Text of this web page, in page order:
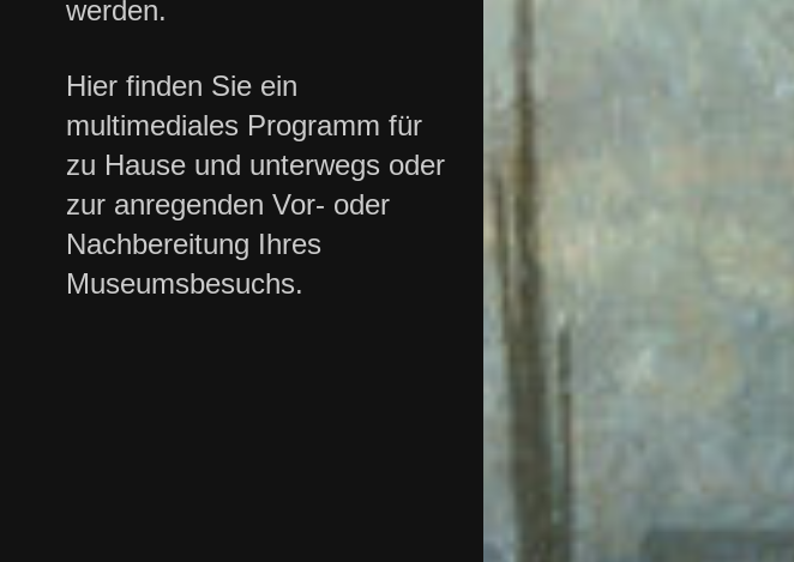
werden.
Hier finden Sie ein
multimediales Programm für
zu Hause und unterwegs oder
zur anregenden Vor- oder
Nachbereitung Ihres
Museumsbesuchs.